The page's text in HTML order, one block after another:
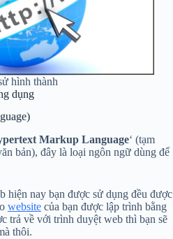
hình thành
dụng
Markup Language‘ (tạm
bản), đây là loại ngôn ngữ dùng để
hiện nay bạn được sử dụng đều được
website của bạn được lập trình bằng
trả về với trình duyệt web thì bạn sẽ
thôi.